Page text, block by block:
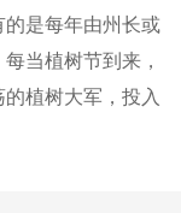
是每年由州长或
当植树节到来，
植树大军，投入